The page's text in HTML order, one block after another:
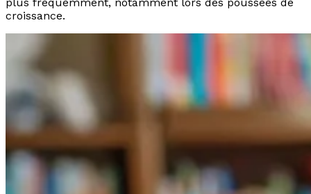
croissance.